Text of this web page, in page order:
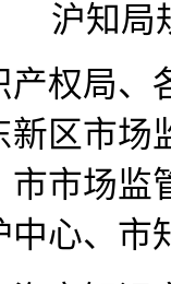
沪知局
产权局、
新区市场
市市场监
中心、市